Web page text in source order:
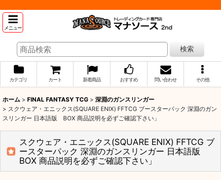
メニュー
検索
カテゴリ カート 新着商品 おすすめ 問い合わせ その他
ホーム > FINAL FANTASY TCG > 深淵のガンスリンガー
> スクウェア・エニックス(SQUARE ENIX) FFTCG ブースターパック 深淵のガン
スリンガー 日本語版 BOX 商品説明を必ずご確認下さい」
スクウェア・エニックス(SQUARE ENIX) FFTCG ブ
ースターパック 深淵のガンスリンガー 日本語版
BOX 商品説明を必ずご確認下さい」